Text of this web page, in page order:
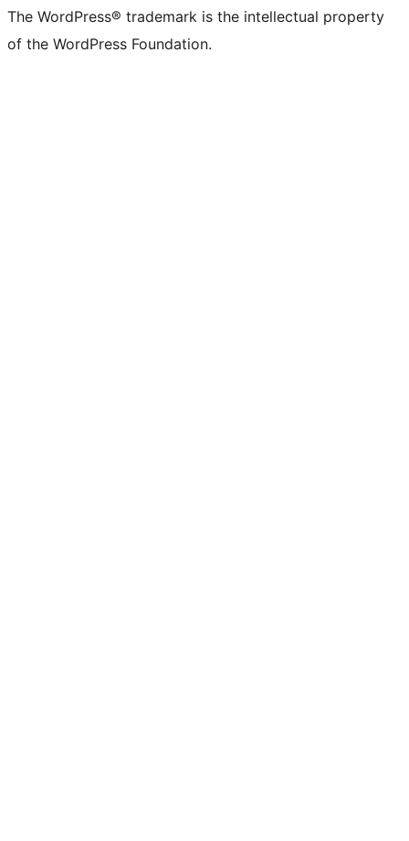
The WordPress® trademark is the intellectual property
of the WordPress Foundation.